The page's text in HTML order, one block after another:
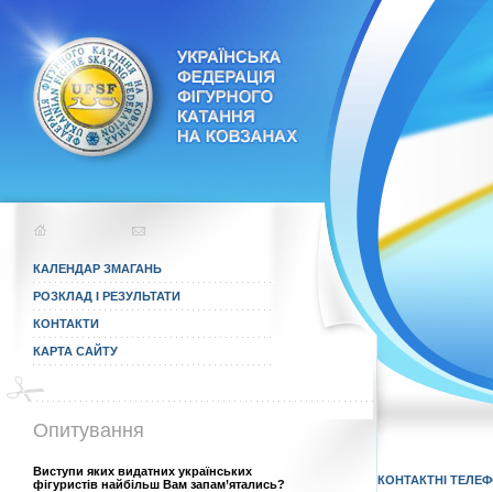
КАЛЕНДАР ЗМАГАНЬ
РОЗКЛАД І РЕЗУЛЬТАТИ
КОНТАКТИ
КАРТА САЙТУ
Опитування
Виступи яких видатних українських
фігуристів найбільш Вам запам’ятались?
КОНТАКТНІ